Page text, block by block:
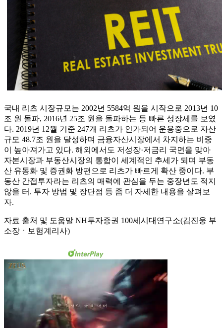
국내 리츠 시장규모는 2002년 5584억 원을 시작으로 2013년 10
조 원 돌파, 2016년 25조 원을 돌파하는 등 빠른 성장세를 보였
다. 2019년 12월 기준 247개 리츠가 인가되어 운용중으로 자산
규모 48.7조 원을 달성하며 금융자산시장에서 차지하는 비중
이 높아져가고 있다. 해외에서도 저성장·저금리 국면을 맞아
자본시장과 부동산시장의 통합이 세계적인 추세가 되며 부동
산 유동화 및 증권화 방편으로 리츠가 빠르게 확산 중이다. 부
동산 간접투자라는 리츠의 매력에 관심을 두는 중장년도 적지
않을 터. 투자 방법 및 장단점 등 좀 더 자세한 내용을 살펴보
자.
자료 출처 및 도움말 NH투자증권 100세시대연구소(김진웅 부
소장ㆍ보험계리사)